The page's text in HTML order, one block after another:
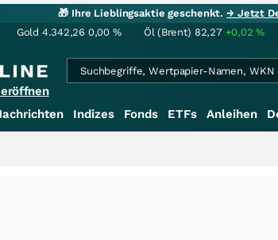
🎁 Ihre Lieblingsaktie geschenkt.→ Jetzt
Gold 4.342,26 0,00 % Öl (Brent) 82,27 +0,02%
Indizes Fonds ETFs Anleihen